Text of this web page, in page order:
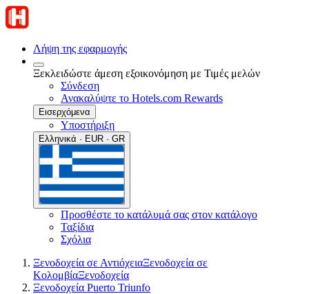
Λήψη της εφαρμογής
Ξεκλειδώστε άμεση εξοικονόμηση με Τιμές μελών
Σύνδεση
Ανακαλύψτε το Hotels.com Rewards
Εισερχόμενα
Υποστήριξη
Ελληνικά · EUR · GR
Προσθέστε το κατάλυμά σας στον κατάλογο
Ταξίδια
Σχόλια
Ξενοδοχεία σε ΑντιόχειαΞενοδοχεία σε
ΚολομβίαΞενοδοχεία
Ξενοδοχεία Puerto Triunfo